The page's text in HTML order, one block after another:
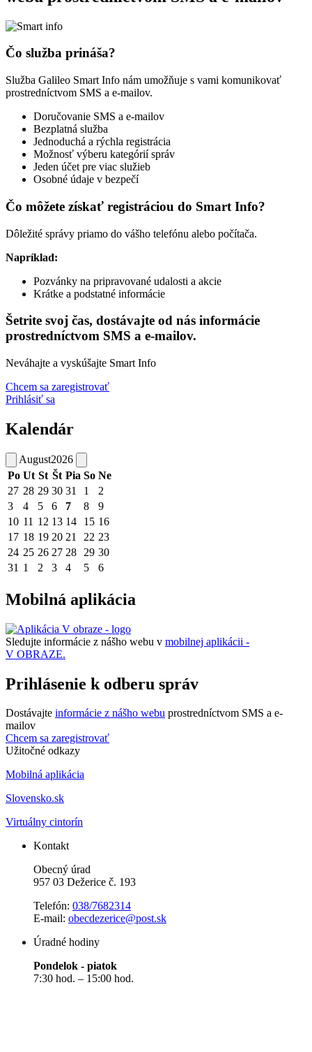
Čo služba prináša?
Služba Galileo Smart Info nám umožňuje s vami komunikovať
prostredníctvom SMS a e-mailov.
Doručovanie SMS a e-mailov
Bezplatná služba
Jednoduchá a rýchla registrácia
Možnosť výberu kategórií správ
Jeden účet pre viac služieb
Osobné údaje v bezpečí
Čo môžete získať registráciou do Smart Info?
Dôležité správy priamo do vášho telefónu alebo počítača.
Napríklad:
Pozvánky na pripravované udalosti a akcie
Krátke a podstatné informácie
Šetrite svoj čas, dostávajte od nás informácie
prostredníctvom SMS a e-mailov.
Neváhajte a vyskúšajte Smart Info
Chcem sa zaregistrovať
Prihlásiť sa
Kalendár
August2026
Po Ut St Št Pia So Ne
27 28 29 30 31 1
2
3
4 5 6 7 8
9
10 11 12 13 14 15 16
17 18 19 20 21 22 23
24 25 26 27 28 29 30
31 1 2 3 4 5 6
Mobilná aplikácia
Sledujte informácie z nášho webu v mobilnej aplikácii -
V OBRAZE.
Prihlásenie k odberu správ
Dostávajte informácie z nášho webu prostredníctvom SMS a e-
mailov
Chcem sa zaregistrovať
Užitočné odkazy
Mobilná aplikácia
Slovensko.sk
Virtuálny cintorín
Kontakt
Obecný úrad
957 03 Dežerice č. 193
Telefón: 038/7682314
E-mail: obecdezerice@post.sk
Úradné hodiny
Pondelok - piatok
7:30 hod. – 15:00 hod.